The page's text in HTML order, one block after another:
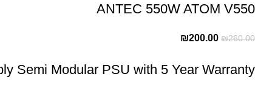
ANTEC 550W ATOM V550
₪260.00
₪200.00
Semi Modular PSU with 5 Year Warranty